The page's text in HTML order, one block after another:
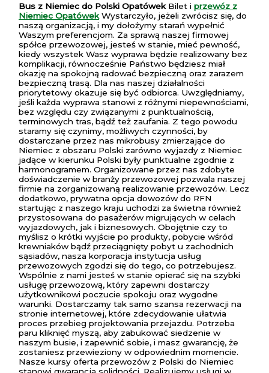
Bus z Niemiec do Polski OpatówekBilet i przewóz z
Niemiec OpatówekWystarczyło, jeżeli zwrócisz się, do
naszą organizacją, i my dołożymy starań wypełnić
Waszym preferencjom. Za sprawą naszej firmowej
spółce przewozowej, jesteś w stanie, mieć pewność,
kiedy wszystek Wasz wyprawa będzie realizowany bez
komplikacji, równocześnie Państwo będziesz miał
okazję na spokojną radować bezpieczną oraz zarazem
bezpieczną trasą. Dla nas naszej działalności
priorytetowy okazuje się być odbiorca. Uwzględniamy,
jeśli każda wyprawa stanowi z różnymi niepewnościami,
bez względu czy związanymi z punktualnością,
terminowych tras, bądź też zaufania. Z tego powodu
staramy się czynimy, możliwych czynności, by
dostarczane przez nas mikrobusy zmierzające do
Niemiec z obszaru Polski zarówno wyjazdy z Niemiec
jadące w kierunku Polski były punktualne zgodnie z
harmonogramem. Organizowane przez nas zdobyte
doświadczenie w branży przewozowej pozwala naszej
firmie na zorganizowaną realizowanie przewozów. Lecz
dodatkowo, prywatna opcja dowozów do RFN
startując z naszego kraju uchodzi za świetna również
przystosowana do pasażerów migrujących w celach
wyjazdowych, jak i biznesowych. Obojętnie czy to
myślisz o krótki wyjście po produkty, pobycie wśród
krewniaków bądź przeciągnięty pobyt u zachodnich
sąsiadów, nasza korporacja instytucja usług
przewozowych zgodzi się do tego, co potrzebujesz.
Wspólnie z nami jesteś w stanie opierać się na szybki
usługę przewozową, który zapewni dostarczy
użytkownikowi poczucie spokoju oraz wygodne
warunki. Dostarczamy tak samo szansa rezerwacji na
stronie internetowej, które zdecydowanie ułatwia
proces przebieg projektowania przejazdu. Potrzeba
paru kliknięć myszą, aby zabukować siedzenie w
naszym busie, i zapewnić sobie, i masz gwarancję, że
zostaniesz przewieziony w odpowiednim momencie.
Nasze kursy oferta przewozów z Polski do Niemiec
stanowi gwarancja solidności. Realizujemy usługi w